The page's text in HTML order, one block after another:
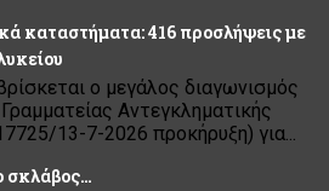
καταστήματα: 416 προσλήψεις με
ο μεγάλος διαγωνισμός
Αντεγκληματικής
13-7-2026 προκήρυξη) για...
σκλάβος…